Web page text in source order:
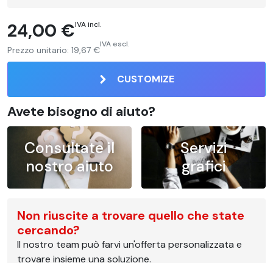
24,00 €IVA incl.
Prezzo unitario: 19,67 €
IVA escl.
CUSTOMIZE
Avete bisogno di aiuto?
Consultate il
nostro aiuto
Servizi
grafici
Non riuscite a trovare quello che state
cercando?
Il nostro team può farvi un'offerta personalizzata e
trovare insieme una soluzione.